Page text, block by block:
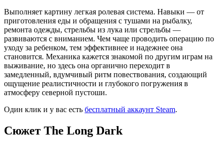
Выполняет картину легкая ролевая система. Навыки — от
приготовления еды и обращения с тушами на рыбалку,
ремонта одежды, стрельбы из лука или стрельбы —
развиваются с вниманием. Чем чаще проводить операцию по
уходу за ребенком, тем эффективнее и надежнее она
становится. Механика кажется знакомой по другим играм на
выживание, но здесь она органично переходит в
замедленный, вдумчивый ритм повествования, создающий
ощущение реалистичности и глубокого погружения в
атмосферу северной пустоши.
Один клик и у вас есть бесплатный аккаунт Steam.
Сюжет The Long Dark